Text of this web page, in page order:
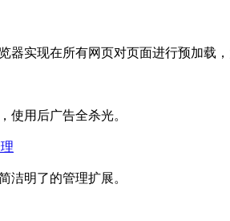
器实现在所有网页对页面进行预加载，
使用后广告全杀光。
洁明了的管理扩展。